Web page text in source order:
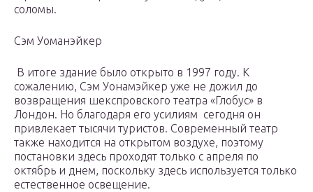
соломы.
Сэм Уоманэйкер
В итоге здание было открыто в 1997 году. К
сожалению, Сэм Уонамэйкер уже не дожил до
возвращения шекспровского театра «Глобус» в
Лондон. Но благодаря его усилиям сегодня он
привлекает тысячи туристов. Современный театр
также находится на открытом воздухе, поэтому
постановки здесь проходят только с апреля по
октябрь и днем, поскольку здесь используется только
естественное освещение.